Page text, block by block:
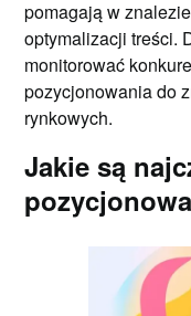
pomagają w
optymalizacji treści.
monitorować
pozycjonowania do
rynkowych.
Jakie są